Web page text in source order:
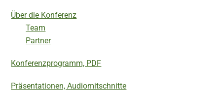
Über die Konferenz
Team
Partner
Konferenzprogramm, PDF
Präsentationen, Audiomitschnitte